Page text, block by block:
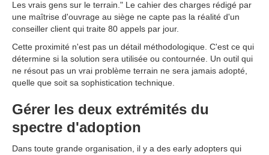
Les vrais gens sur le terrain." Le cahier des charges rédigé par
une maîtrise d'ouvrage au siège ne capte pas la réalité d'un
conseiller client qui traite 80 appels par jour.
Cette proximité n'est pas un détail méthodologique. C'est ce qui
détermine si la solution sera utilisée ou contournée. Un outil qui
ne résout pas un vrai problème terrain ne sera jamais adopté,
quelle que soit sa sophistication technique.
Gérer les deux extrémités du
spectre d'adoption
Dans toute grande organisation, il y a des early adopters qui